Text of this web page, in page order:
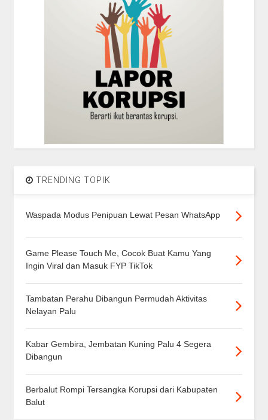
TRENDING TOPIK
Waspada Modus Penipuan Lewat Pesan WhatsApp
Game Please Touch Me, Cocok Buat Kamu Yang
Ingin Viral dan Masuk FYP TikTok
Tambatan Perahu Dibangun Permudah Aktivitas
Nelayan Palu
Kabar Gembira, Jembatan Kuning Palu 4 Segera
Dibangun
Berbalut Rompi Tersangka Korupsi dari Kabupaten
Balut